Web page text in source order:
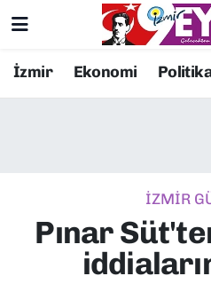
İzmir Ekonomi
İZMİR
Pınar
Resmi İlanlar
EKONOMİ
Konak Nöbetçi
Süper Lig Puan
Tüm Manşetler